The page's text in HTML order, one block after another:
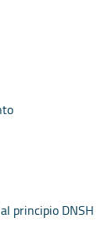
principio DNSH